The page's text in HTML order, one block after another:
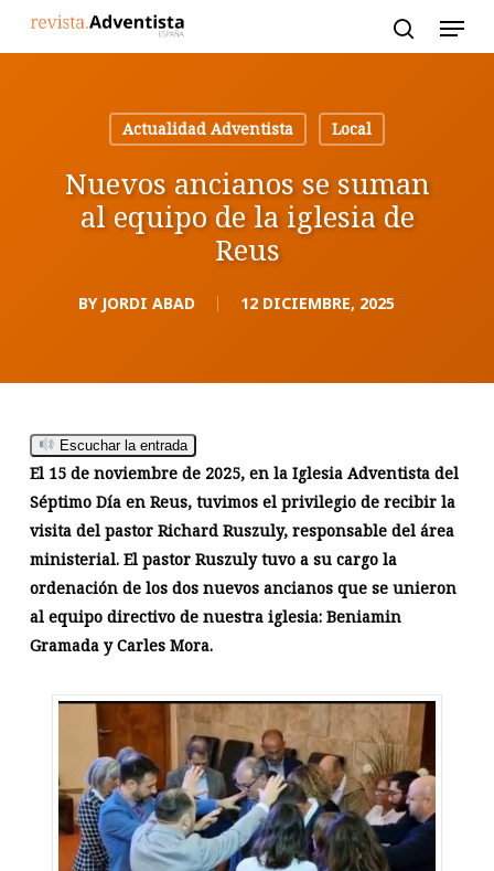
Actualidad Adventista
Local
Nuevos ancianos se suman
al equipo de la iglesia de
Reus
BY JORDI ABAD 12 DICIEMBRE, 2025
Escuchar la entrada
El 15 de noviembre de 2025, en la Iglesia Adventista del
Séptimo Día en Reus, tuvimos el privilegio de recibir la
visita del pastor Richard Ruszuly, responsable del área
ministerial. El pastor Ruszuly tuvo a su cargo la
ordenación de los dos nuevos ancianos que se unieron
al equipo directivo de nuestra iglesia: Beniamin
Gramada y Carles Mora.